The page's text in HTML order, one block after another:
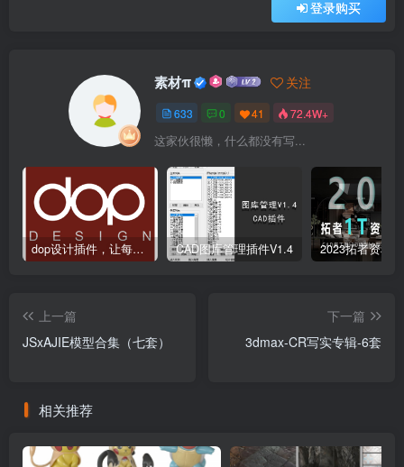
登录购买
素材π 关注
633 0 41 72.4W+
这家伙很懒，什么都没有写...
dop设计插件，让每个设计师都能享受到CAD制图的乐趣 CAD图库管理插件V1.4
上一篇
JSxAJIE模型合集（七套）
下一篇
3dmax-CR写实专辑-6套
相关推荐